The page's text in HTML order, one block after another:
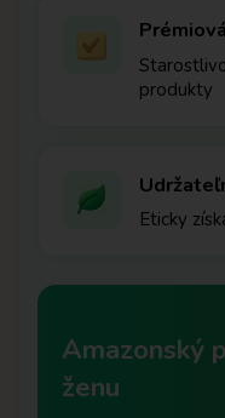
produkty
Eticky
Amazonský
ženu